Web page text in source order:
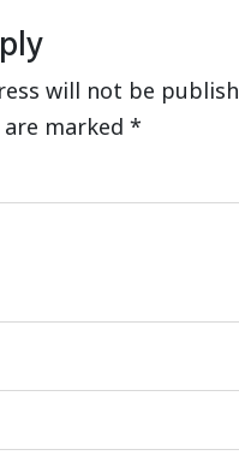
will not be
marked *